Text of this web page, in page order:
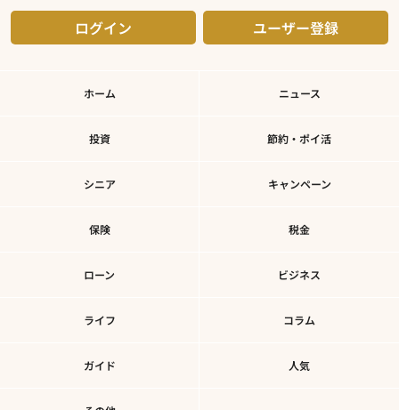
ログイン ユーザー登録
ホーム ニュース
投資 節約・ポイ活
シニア キャンペーン
保険 税金
ローン ビジネス
ライフ コラム
ガイド 人気